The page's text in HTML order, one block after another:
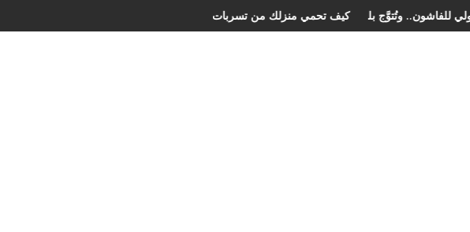
كيف تحمي منزلك من تسربات المياه الخفية؟ دليلمهرجان الصخرة الدولي للفاشون.. وتُتوَّج بلقب أفضل مصممة أزياء لعام 2026